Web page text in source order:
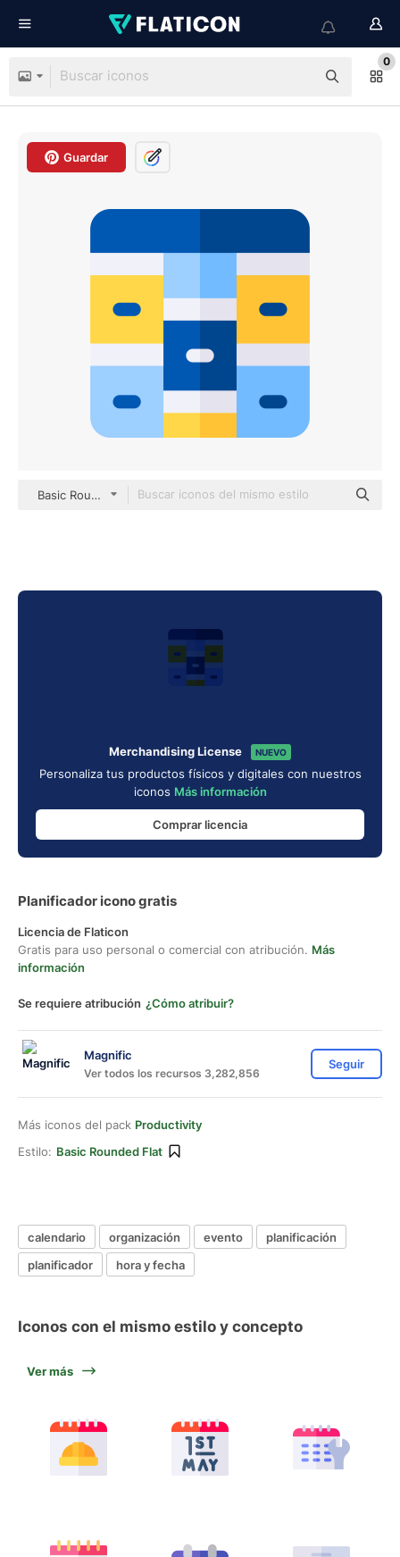
0
Guardar
Basic Rounded Flat
Merchandising License NUEVO
Personaliza tus productos físicos y digitales con nuestros
iconos Más información
Comprar licencia
Planificador icono gratis
Licencia de Flaticon
Gratis para uso personal o comercial con atribución. Más
información
Se requiere atribución ¿Cómo atribuir?
Magnific
Ver todos los recursos 3,282,856
Seguir
Más iconos del pack Productivity
Estilo: Basic Rounded Flat
calendario organización evento
planificación
planificador
hora y fecha
Iconos con el mismo estilo y concepto
Ver más